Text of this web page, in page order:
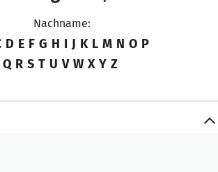
Nachname:
D E F G H I J K L M N O P
Q R S T U V W X Y Z